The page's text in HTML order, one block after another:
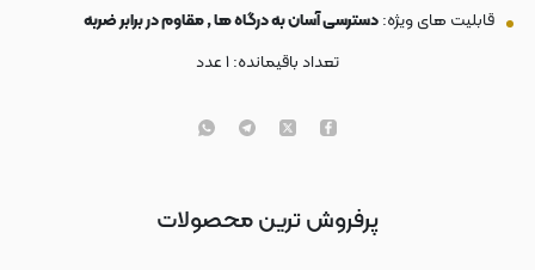
قابلیت های ویژه:دسترسی آسان به درگاه ها , مقاوم در برابر ضربه
تعداد باقیمانده:۱عدد
پرفروش ترین محصولات